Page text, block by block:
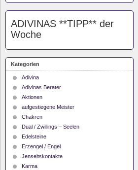
ADIVINAS **TIPP** der
Woche
Kategorien
Adivina
Adivinas Berater
Aktionen
aufgestiegene Meister
Chakren
Dual / Zwillings – Seelen
Edelsteine
Erzengel / Engel
Jenseitskontakte
Karma